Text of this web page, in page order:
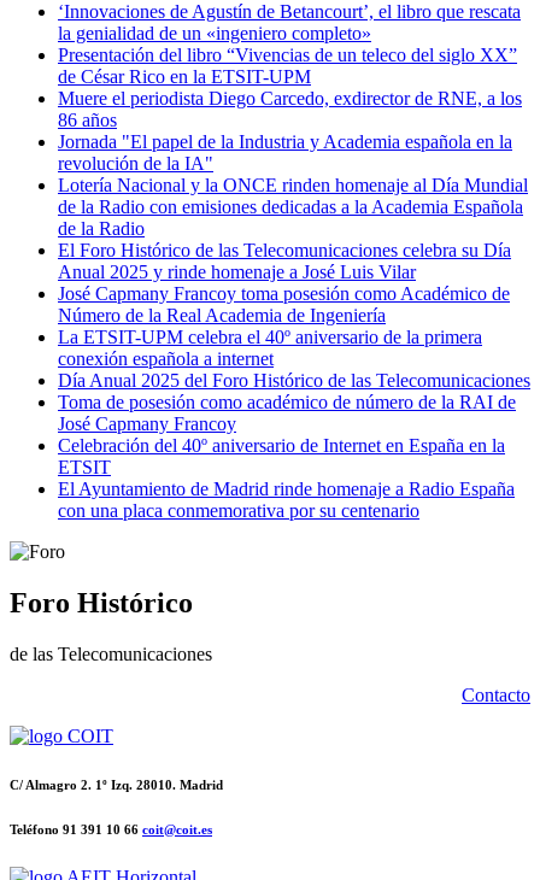
‘Innovaciones de Agustín de Betancourt’, el libro que rescata
la genialidad de un «ingeniero completo»
Presentación del libro “Vivencias de un teleco del siglo XX”
de César Rico en la ETSIT-UPM
Muere el periodista Diego Carcedo, exdirector de RNE, a los
86 años
Jornada "El papel de la Industria y Academia española en la
revolución de la IA"
Lotería Nacional y la ONCE rinden homenaje al Día Mundial
de la Radio con emisiones dedicadas a la Academia Española
de la Radio
El Foro Histórico de las Telecomunicaciones celebra su Día
Anual 2025 y rinde homenaje a José Luis Vilar
José Capmany Francoy toma posesión como Académico de
Número de la Real Academia de Ingeniería
La ETSIT-UPM celebra el 40º aniversario de la primera
conexión española a internet
Día Anual 2025 del Foro Histórico de las Telecomunicaciones
Toma de posesión como académico de número de la RAI de
José Capmany Francoy
Celebración del 40º aniversario de Internet en España en la
ETSIT
El Ayuntamiento de Madrid rinde homenaje a Radio España
con una placa conmemorativa por su centenario
Foro Histórico
de las Telecomunicaciones
Contacto
C/ Almagro 2. 1º Izq. 28010. Madrid
Teléfono 91 391 10 66 coit@coit.es